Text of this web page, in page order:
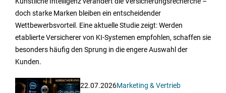
doch starke Marken bleiben ein entscheidender
Wettbewerbsvorteil. Eine aktuelle Studie zeigt: Werden
etablierte Versicherer von KI-Systemen empfohlen, schaffen sie
besonders häufig den Sprung in die engere Auswahl der
Kunden.
22.07.2026Marketing & Vertrieb